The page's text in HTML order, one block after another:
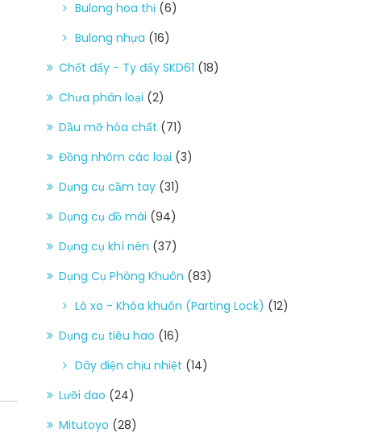
Bulong hoa thị (6)
Bulong nhựa (16)
Chốt đẩy - Ty đẩy SKD61 (18)
Chưa phân loại (2)
Dầu mỡ hóa chất (71)
Đồng nhôm các loại (3)
Dụng cụ cầm tay (31)
Dụng cụ đồ mài (94)
Dụng cụ khí nén (37)
Dụng Cụ Phòng Khuôn (83)
Lò xo - Khóa khuôn (Parting Lock) (12)
Dụng cụ tiêu hao (16)
Dây điện chịu nhiệt (14)
Lưỡi dao (24)
Mitutoyo (28)